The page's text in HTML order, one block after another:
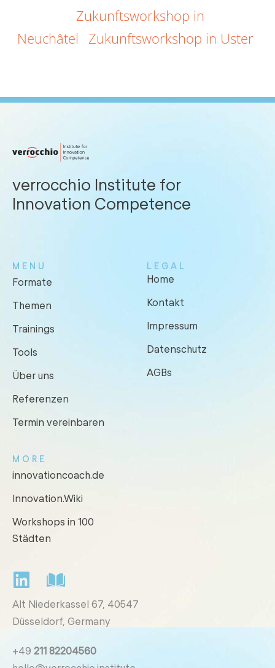
Zukunftsworkshop in
Neuchâtel
Zukunftsworkshop in Uster
verrocchio Institute for
Innovation Competence
MENU
Formate
Themen
Trainings
Tools
Über uns
Referenzen
Termin vereinbaren
LEGAL
Home
Kontakt
Impressum
Datenschutz
AGBs
MORE
innovationcoach.de
Innovation.Wiki
Workshops in 100
Städten
Alt Niederkassel 67, 40547
Düsseldorf, Germany
+49 211 82204560